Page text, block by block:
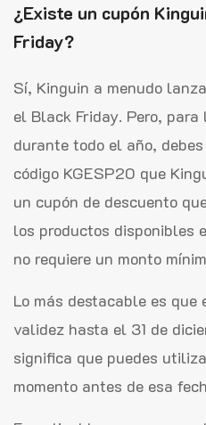
¿Existe un cupón
Friday?
Sí, Kinguin a menudo
el Black Friday. Pero,
durante todo el año,
código KGESP20 que
un cupón de descuento
los productos disponibles
no requiere un monto
Lo más destacable es que
validez hasta el 31 de
significa que puedes
momento antes de esa